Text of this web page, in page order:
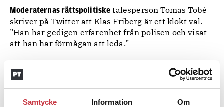
Samtycke Information Om
Moderaternas rättspolitiske talesperson Tomas Tobé
skriver på Twitter att Klas Friberg är ett klokt val.
”Han har gedigen erfarenhet från polisen och visat
att han har förmågan att leda.”
Ossian Grahn